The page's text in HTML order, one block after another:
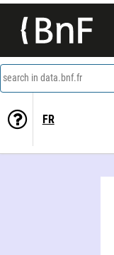
search in data.bnf.fr
FR